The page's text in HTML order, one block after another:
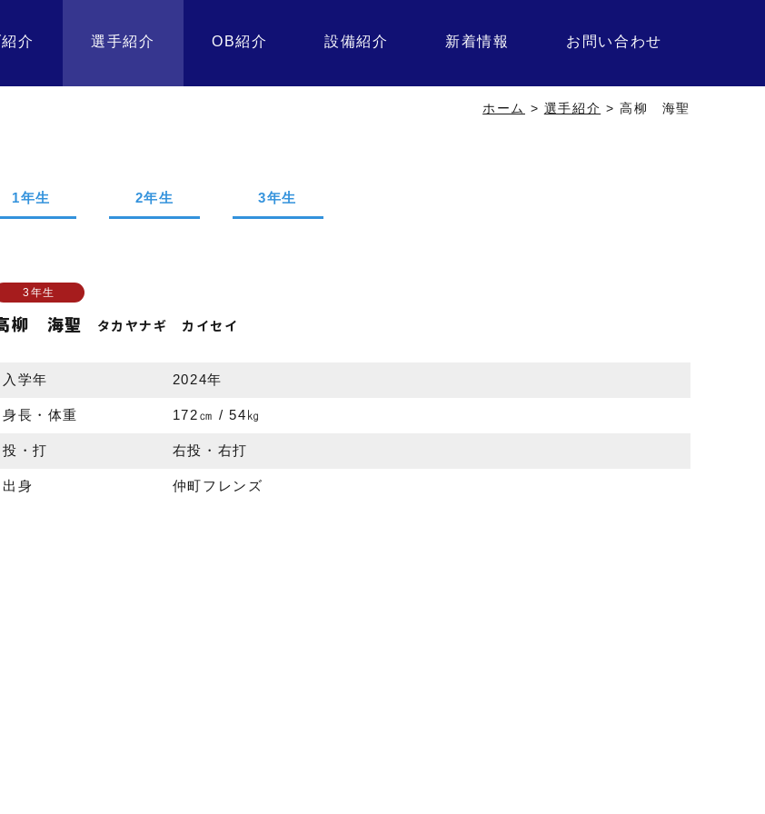
介 選手紹介 OB紹介 設備紹介 新着情報 お問い合わせ
ホーム > 選手紹介 > 高柳 海聖
1年生 2年生 3年生
3年生
柳 海聖 タカヤナギ カイセイ
入学年 2024年
身長・体重 172㎝ / 54㎏
投・打 右投・右打
出身 仲町フレンズ